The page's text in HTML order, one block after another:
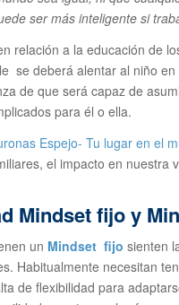
ser más inteligente si
relación a la educación de
se deberá alentar al niño
de que será capaz de
para él o ella.
Espejo- Tu lugar en el
el impacto en nuestra
Mindset fijo y
un Mindset fijo sienten
Habitualmente necesitan
de flexibilidad para